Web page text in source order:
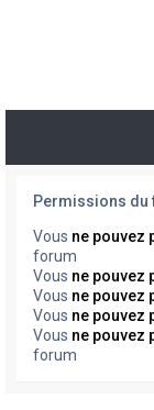
Permissions du
Vous ne pouvez
forum
Vous ne pouvez
Vous ne pouvez
Vous ne pouvez
Vous ne pouvez
forum